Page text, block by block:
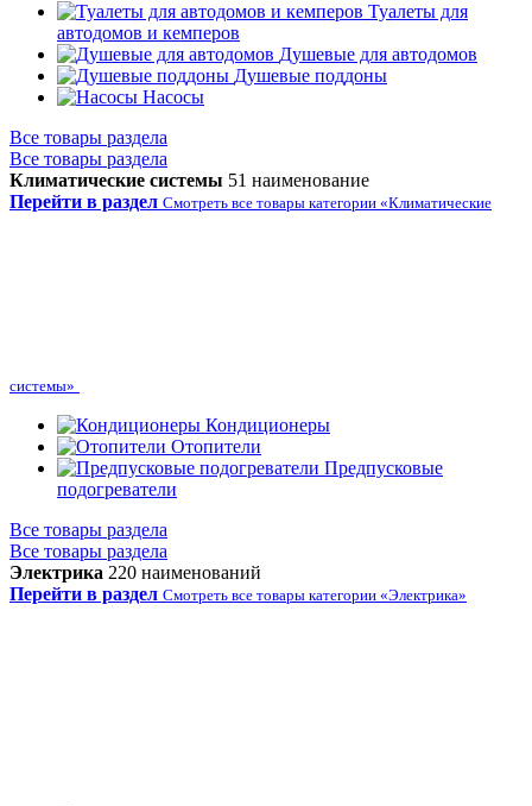
Туалеты для
автодомов и кемперов
Душевые для автодомов
Душевые поддоны
Насосы
Все товары раздела
Все товары раздела
Климатические системы 51 наименование
Перейти в раздел Смотреть все товары категории «Климатические
системы»
Кондиционеры
Отопители
Предпусковые
подогреватели
Все товары раздела
Все товары раздела
Электрика 220 наименований
Перейти в раздел Смотреть все товары категории «Электрика»